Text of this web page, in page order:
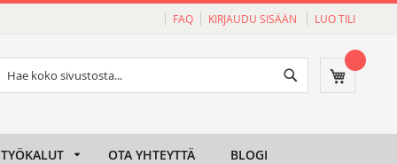
FAQ KIRJAUDU SISÄÄN LUO TILI
Ostoskori
TYÖKALUT OTA YHTEYTTÄ BLOGI